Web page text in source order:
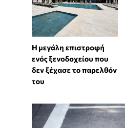
Η μεγάλη επιστροφή
ενός ξενοδοχείου που
δεν ξέχασε το παρελθόν
του